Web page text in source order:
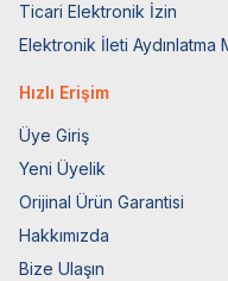
Ticari Elektronik İzin
Elektronik İleti Aydınlatma
Hızlı Erişim
Üye Giriş
Yeni Üyelik
Orijinal Ürün Garantisi
Hakkımızda
Bize Ulaşın